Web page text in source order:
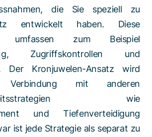
die Sie speziell zu
entwickelt haben. Diese
umfassen zum Beispiel
Zugriffskontrollen und
Der Kronjuwelen-Ansatz wird
mit anderen
wie
und Tiefenverteidigung
ist jede Strategie als separat zu